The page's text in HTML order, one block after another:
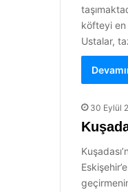
köfteyi en
Ustalar,
30 Eylül